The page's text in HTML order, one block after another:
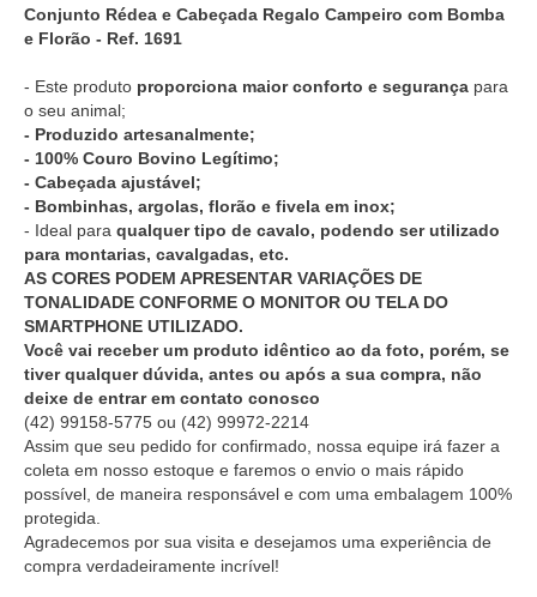
Conjunto Rédea e Cabeçada Regalo Campeiro com Bomba
e Florão - Ref. 1691
- Este produto proporciona maior conforto e segurança para
o seu animal;
- Produzido artesanalmente;
- 100% Couro Bovino Legítimo;
- Cabeçada ajustável;
- Bombinhas, argolas, florão e fivela em inox;
- Ideal para qualquer tipo de cavalo, podendo ser utilizado
para montarias, cavalgadas, etc.
AS CORES PODEM APRESENTAR VARIAÇÕES DE
TONALIDADE CONFORME O MONITOR OU TELA DO
SMARTPHONE UTILIZADO.
Você vai receber um produto idêntico ao da foto, porém, se
tiver qualquer dúvida, antes ou após a sua compra, não
deixe de entrar em contato conosco
(42) 99158-5775 ou (42) 99972-2214
Assim que seu pedido for confirmado, nossa equipe irá fazer a
coleta em nosso estoque e faremos o envio o mais rápido
possível, de maneira responsável e com uma embalagem 100%
protegida.
Agradecemos por sua visita e desejamos uma experiência de
compra verdadeiramente incrível!